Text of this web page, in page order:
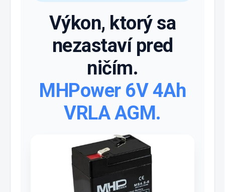
Výkon, ktorý sa
nezastaví pred
ničím.
MHPower 6V 4Ah
VRLA AGM.